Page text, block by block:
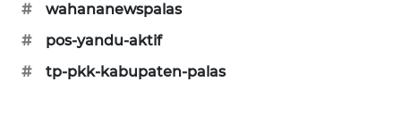
#
wahananewspalas
#
pos-yandu-aktif
#
tp-pkk-kabupaten-palas
FISUELRI
ID
ENERGI